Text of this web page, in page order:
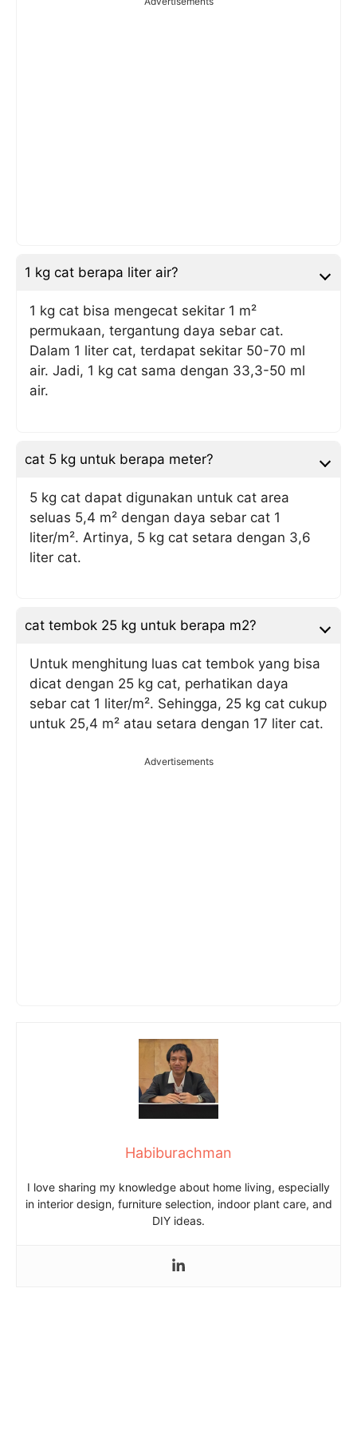
1 kg cat berapa liter air?
1 kg cat bisa mengecat sekitar 1 m²
permukaan, tergantung daya sebar cat.
Dalam 1 liter cat, terdapat sekitar 50-70 ml
air. Jadi, 1 kg cat sama dengan 33,3-50 ml
air.
cat 5 kg untuk berapa meter?
5 kg cat dapat digunakan untuk cat area
seluas 5,4 m² dengan daya sebar cat 1
liter/m². Artinya, 5 kg cat setara dengan 3,6
liter cat.
cat tembok 25 kg untuk berapa m2?
Untuk menghitung luas cat tembok yang bisa
dicat dengan 25 kg cat, perhatikan daya
sebar cat 1 liter/m². Sehingga, 25 kg cat cukup
untuk 25,4 m² atau setara dengan 17 liter cat.
Advertisements
Habiburachman
I love sharing my knowledge about home living, especially
in interior design, furniture selection, indoor plant care, and
DIY ideas.